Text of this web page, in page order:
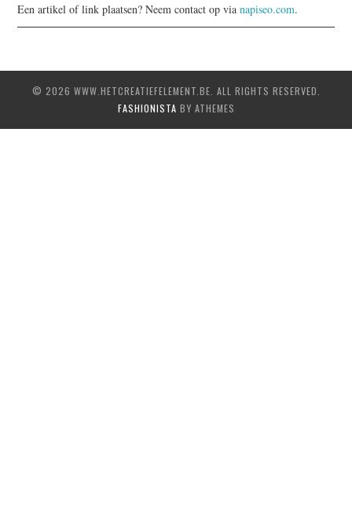
Een artikel of link plaatsen? Neem contact op vianapiseo.com.
© 2026 WWW.HETCREATIEFELEMENT.BE. ALL RIGHTS RESERVED.
FASHIONISTA BY ATHEMES